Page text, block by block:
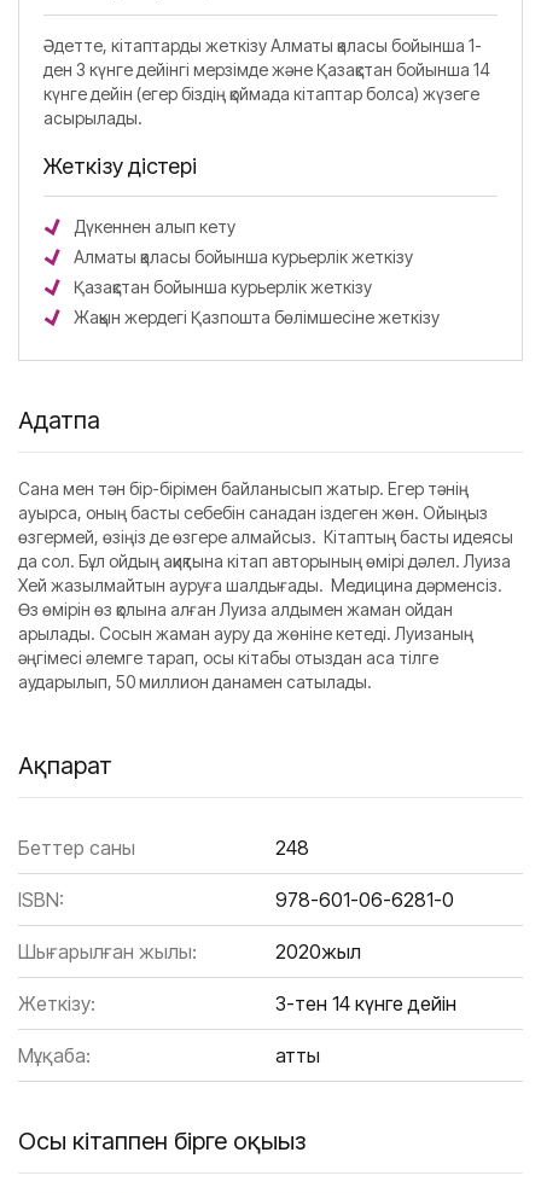
Әдетте, кітаптарды жеткізу Алматы қаласы бойынша 1-
ден 3 күнге дейінгі мерзімде және Қазақстан бойынша 14
күнге дейін (егер біздің қоймада кітаптар болса) жүзеге
асырылады.
Жеткізу әдістері
Дүкеннен алып кету
Алматы қаласы бойынша курьерлік жеткізу
Қазақстан бойынша курьерлік жеткізу
Жақын жердегі Қазпошта бөлімшесіне жеткізу
Аңдатпа
Сана мен тән бір-бірімен байланысып жатыр. Егер тәнің
ауырса, оның басты себебін санадан іздеген жөн. Ойыңыз
өзгермей, өзіңіз де өзгере алмайсыз. Кітаптың басты идеясы
да сол. Бұл ойдың ақиқтына кітап авторының өмірі дәлел. Луиза
Хей жазылмайтын ауруға шалдығады. Медицина дәрменсіз.
Өз өмірін өз қолына алған Луиза алдымен жаман ойдан
арылады. Сосын жаман ауру да жөніне кетеді. Луизаның
әңгімесі әлемге тарап, осы кітабы отыздан аса тілге
аударылып, 50 миллион данамен сатылады.
Ақпарат
Беттер саны 248
ISBN: 978-601-06-6281-0
Шығарылған жылы: 2020жыл
Жеткізу: 3-тен 14 күнге дейін
Мұқаба: Қатты
Осы кітаппен бірге оқыңыз